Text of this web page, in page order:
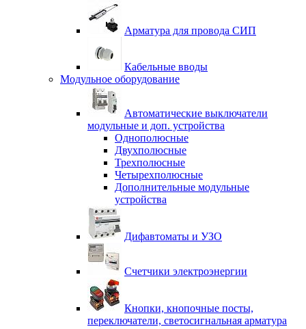
Арматура для провода СИП
Кабельные вводы
Модульное оборудование
Автоматические выключатели
модульные и доп. устройства
Однополюсные
Двухполюсные
Трехполюсные
Четырехполюсные
Дополнительные модульные
устройства
Дифавтоматы и УЗО
Счетчики электроэнергии
Кнопки, кнопочные посты,
переключатели, светосигнальная арматура